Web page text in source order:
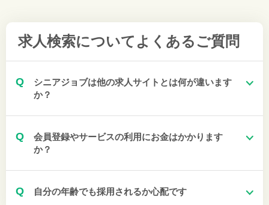
求人検索について よくあるご質問
Q
シニアジョブは他の求人サイトとは何が違います
か？
Q
会員登録やサービスの利用にお金はかかります
か？
Q 自分の年齢でも採用されるか心配です